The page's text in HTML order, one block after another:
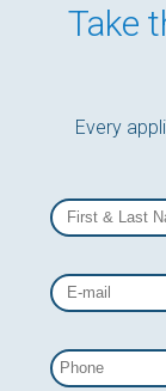
Take
Every